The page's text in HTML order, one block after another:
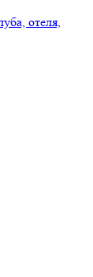
отеля,